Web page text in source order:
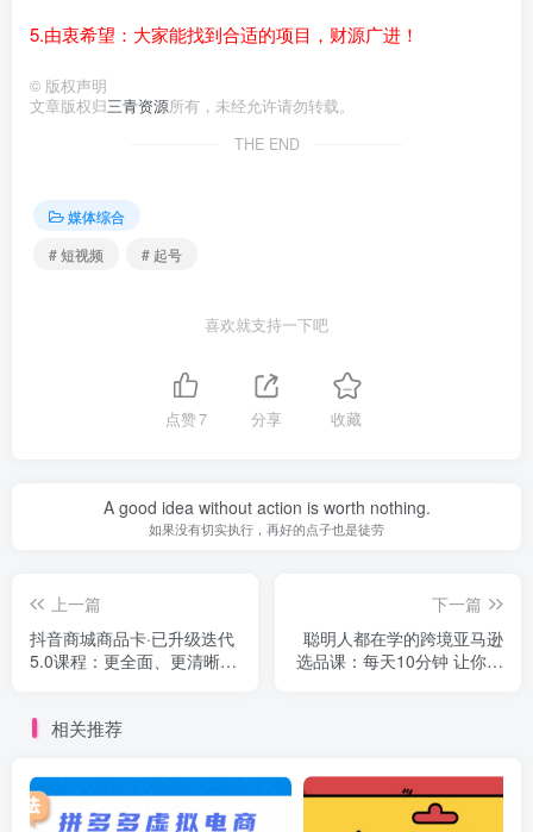
5.由衷希望：大家能找到合适的项目，财源广进！
© 版权声明
文章版权归三青资源所有，未经允许请勿转载。
THE END
媒体综合
# 短视频
# 起号
喜欢就支持一下吧
点赞7 分享 收藏
A good idea without action is worth nothing.
如果没有切实执行，再好的点子也是徒劳
上一篇
抖音商城商品卡·已升级迭代
5.0课程：更全面、更清晰的
下一篇
聪明人都在学的跨境亚马逊
选品课：每天10分钟 让你从
相关推荐